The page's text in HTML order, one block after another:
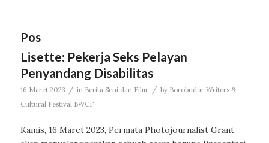
Pos
Lisette: Pekerja Seks Pelayan
Penyandang Disabilitas
16 Maret 2023 / in Berita Seni dan Film / by Borobudur Writers &
Cultural Festival BWCF
Kamis, 16 Maret 2023, Permata Photojournalist Grant